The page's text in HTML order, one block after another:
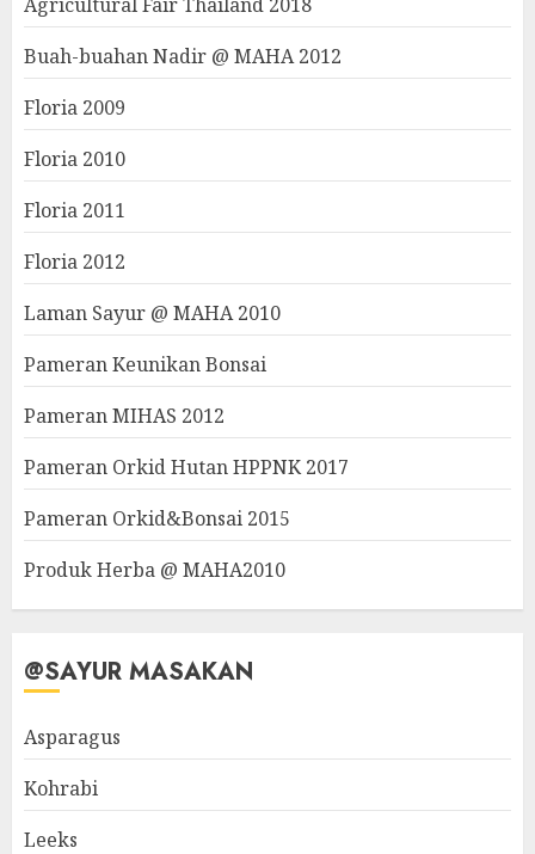
Buah-buahan Nadir @ MAHA 2012
Floria 2009
Floria 2010
Floria 2011
Floria 2012
Laman Sayur @ MAHA 2010
Pameran Keunikan Bonsai
Pameran MIHAS 2012
Pameran Orkid Hutan HPPNK 2017
Pameran Orkid&Bonsai 2015
Produk Herba @ MAHA2010
@SAYUR MASAKAN
Asparagus
Kohrabi
Leeks